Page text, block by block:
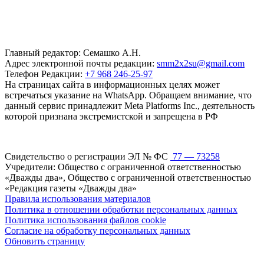
Главный редактор: Семашко А.Н.
Адрес электронной почты редакции: smm2x2su@gmail.com
Телефон Редакции: +7 968 246-25-97
На страницах сайта в информационных целях может
встречаться указание на WhatsApp. Обращаем внимание, что
данный сервис принадлежит Meta Platforms Inc., деятельность
которой признана экстремистской и запрещена в РФ
Свидетельство о регистрации ЭЛ № ФС 77 — 73258
Учредители: Общество с ограниченной ответственностью
«Дважды два», Общество с ограниченной ответственностью
«Редакция газеты «Дважды два»
Правила использования материалов
Политика в отношении обработки персональных данных
Политика использования файлов cookie
Согласие на обработку персональных данных
Обновить страницу